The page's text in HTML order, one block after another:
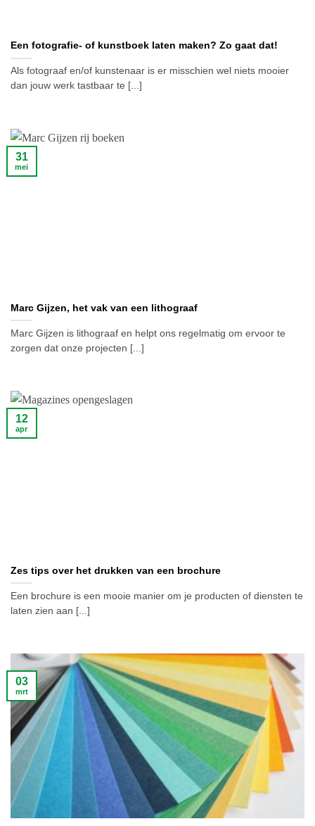
Een fotografie- of kunstboek laten maken? Zo gaat dat!
Als fotograaf en/of kunstenaar is er misschien wel niets mooier
dan jouw werk tastbaar te [...]
Marc Gijzen, het vak van een lithograaf
Marc Gijzen is lithograaf en helpt ons regelmatig om ervoor te
zorgen dat onze projecten [...]
31
mei
Zes tips over het drukken van een brochure
Een brochure is een mooie manier om je producten of diensten te
laten zien aan [...]
12
apr
03
mrt